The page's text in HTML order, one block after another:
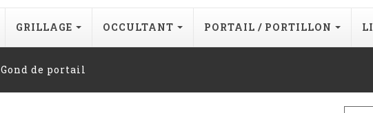
GRILLAGE OCCULTANT PORTAIL / PORTILLON
Gond de portail